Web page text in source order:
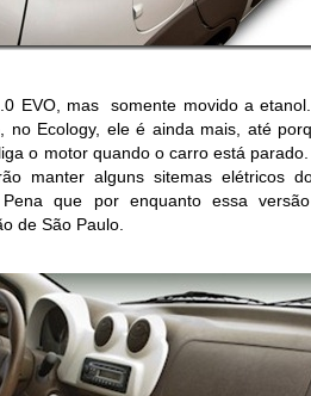
EVO, mas somente movido a
no Ecology, ele é ainda mais, até
o motor quando o carro está
manter alguns sitemas elétricos
que por enquanto essa
de São Paulo.